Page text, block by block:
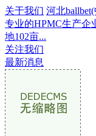
关于我们 河北
专业的HPMC生产企
地102亩...
关注我们
最新消息